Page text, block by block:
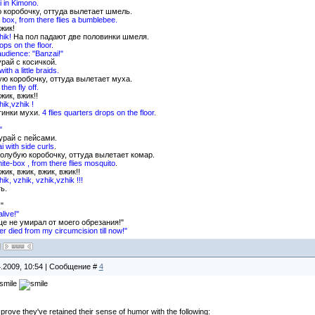
Kimono.
оттуда вылетает шмель.
from there flies a bumblebee.
На пол падают две половинки шмеля.
on the floor.
"Banzai!"
с косичкой.
a little braids.
коробочку, оттуда вылетает муха.
fly off.
вжик!!
!
мухи. 4 flies quarters drops on the floor.
с пейсами.
with side curls
коробочку, oттуда вылетает кoмap.
box , from there flies mosquito.
вжик, вжик, вжик!!
vzhik, vzhik,vzhik !!!
не умирал от моего обрезания!"
died from my circumcision till now!"
10:54 | Сообщение # 4
they've retained their sense of humor with the following: